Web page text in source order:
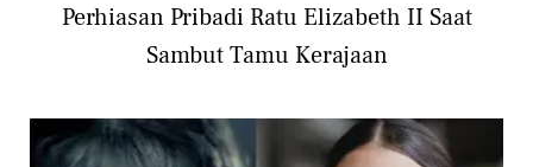
Perhiasan Pribadi Ratu Elizabeth II Saat
Sambut Tamu Kerajaan